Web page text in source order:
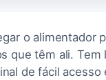
o alimentador
que têm ali.
de fácil